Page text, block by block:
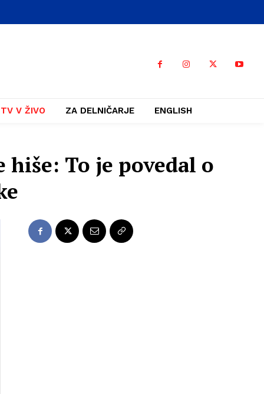
TV V ŽIVO ZA DELNIČARJE ENGLISH
To je povedal o